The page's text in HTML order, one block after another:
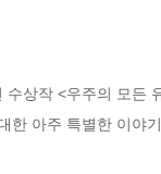
상작 <우주의 모든
한 아주 특별한 이야